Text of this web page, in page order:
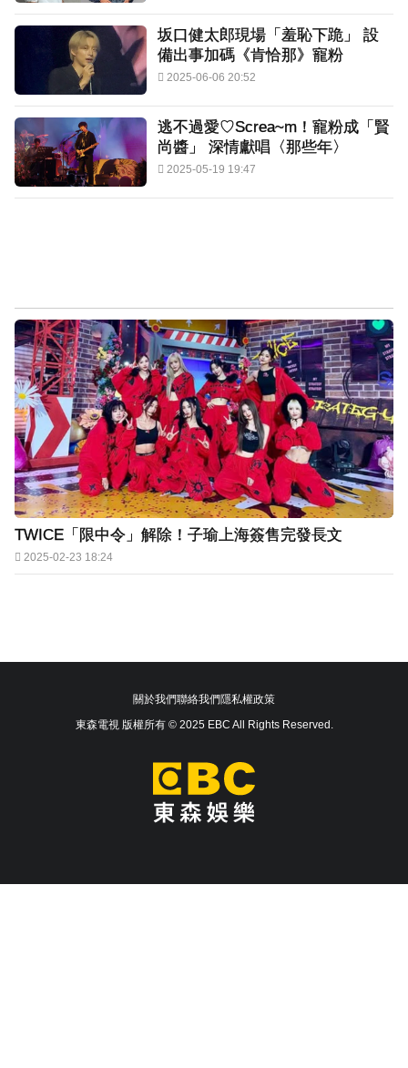
坂口健太郎現場「羞恥下跪」 設
備出事加碼《肯恰那》寵粉
2025-06-06 20:52
逃不過愛♡Screa~m！寵粉成「賢
尚醬」 深情獻唱〈那些年〉
2025-05-19 19:47
TWICE「限中令」解除！子瑜上海簽售完發長文
2025-02-23 18:24
關於我們聯絡我們隱私權政策
東森電視 版權所有 © 2025 EBC All Rights Reserved.